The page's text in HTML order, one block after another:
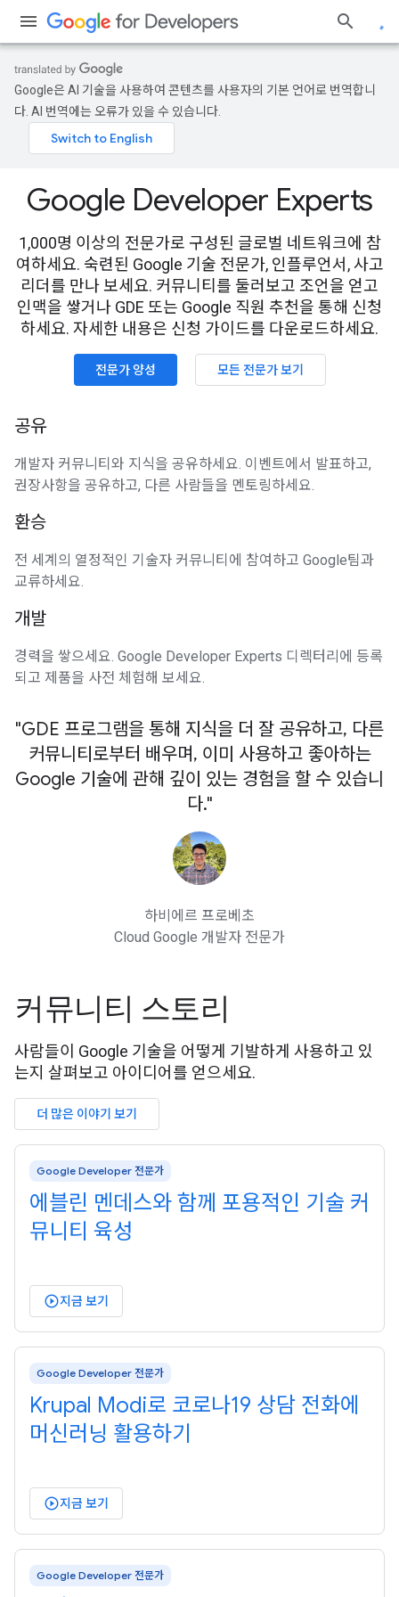
Google은 AI 기술을 사용하여 콘텐츠를 사용자의 기본 언어로 번역합니
다. AI 번역에는 오류가 있을 수 있습니다.
Google Developer Experts
1,000명 이상의 전문가로 구성된 글로벌 네트워크에 참
여하세요. 숙련된 Google 기술 전문가, 인플루언서, 사고
리더를 만나 보세요. 커뮤니티를 둘러보고 조언을 얻고
인맥을 쌓거나 GDE 또는 Google 직원 추천을 통해 신청
하세요. 자세한 내용은 신청 가이드를 다운로드하세요.
전문가 양성 모든 전문가 보기
공유
개발자 커뮤니티와 지식을 공유하세요. 이벤트에서 발표하고,
권장사항을 공유하고, 다른 사람들을 멘토링하세요.
환승
전 세계의 열정적인 기술자 커뮤니티에 참여하고 Google팀과
교류하세요.
개발
경력을 쌓으세요. Google Developer Experts 디렉터리에 등록
되고 제품을 사전 체험해 보세요.
"GDE 프로그램을 통해 지식을 더 잘 공유하고, 다른
커뮤니티로부터 배우며, 이미 사용하고 좋아하는
Google 기술에 관해 깊이 있는 경험을 할 수 있습니
다."
하비에르 프로베초
Cloud Google 개발자 전문가
커뮤니티 스토리
사람들이 Google 기술을 어떻게 기발하게 사용하고 있
는지 살펴보고 아이디어를 얻으세요.
더 많은 이야기 보기
Google Developer 전문가
에블린 멘데스와 함께 포용적인 기술 커
뮤니티 육성
play_circle_outlined지금 보기
Google Developer 전문가
Krupal Modi로 코로나19 상담 전화에
머신러닝 활용하기
play_circle_outlined지금 보기
Google Developer 전문가